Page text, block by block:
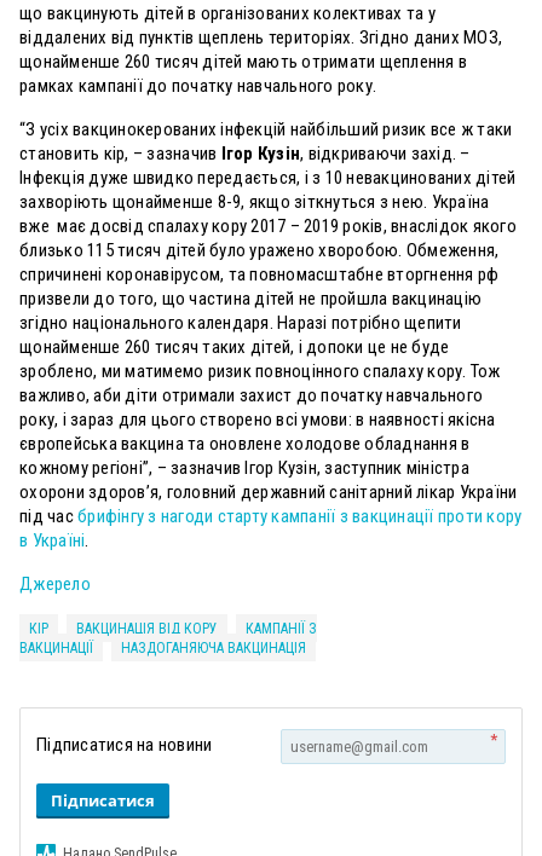
що вакцинують дітей в організованих колективах та у
віддалених від пунктів щеплень територіях. Згідно даних МОЗ,
щонайменше 260 тисяч дітей мають отримати щеплення в
рамках кампанії до початку навчального року.
“З усіх вакцинокерованих інфекцій найбільший ризик все ж таки
становить кір, – зазначив Ігор Кузін, відкриваючи захід. –
Інфекція дуже швидко передається, і з 10 невакцинованих дітей
захворіють щонайменше 8-9, якщо зіткнуться з нею. Україна
вже має досвід спалаху кору 2017 – 2019 років, внаслідок якого
близько 115 тисяч дітей було уражено хворобою. Обмеження,
спричинені коронавірусом, та повномасштабне вторгнення рф
призвели до того, що частина дітей не пройшла вакцинацію
згідно національного календаря. Наразі потрібно щепити
щонайменше 260 тисяч таких дітей, і допоки це не буде
зроблено, ми матимемо ризик повноцінного спалаху кору. Тож
важливо, аби діти отримали захист до початку навчального
року, і зараз для цього створено всі умови: в наявності якісна
європейська вакцина та оновлене холодове обладнання в
кожному регіоні”, – зазначив Ігор Кузін, заступник міністра
охорони здоров’я, головний державний санітарний лікар України
під часбрифінгу з нагоди старту кампанії з вакцинації проти кору
в Україні.
Джерело
КІР ВАКЦИНАЦІЯ ВІД КОРУ
КАМПАНІЇ З
ВАКЦИНАЦІЇ
НАЗДОГАНЯЮЧА ВАКЦИНАЦІЯ
Підписатися на новини *
Підписатися